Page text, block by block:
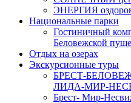
ЭНЕРГИЯ
Национальные парки
Гостиничный
Беловежской пуще
Отдых на озерах
Экскурсионные туры
БРЕСТ-
ЛИДА-МИР-
Брест- Мир-